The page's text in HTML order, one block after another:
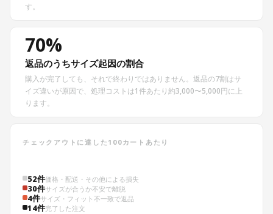
す。
70%
返品のうちサイズ起因の割合
購入が完了しても、それで終わりではありません。返品の7割はサ
イズ違いが原因で、処理コストは1件あたり約3,000〜5,000円に上
ります。
チェックアウトに達した100カートあたり
52件価格・配送・その他による損失
30件サイズが合うか不安で離脱
4件サイズ・フィット不一致で返品
14件完了した注文